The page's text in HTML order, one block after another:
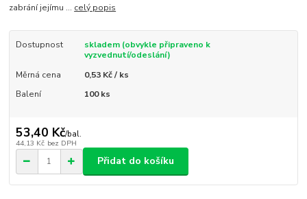
zabrání jejímu ... celý popis
Dostupnost
skladem (obvykle připraveno k
vyzvednutí/odeslání)
Měrná cena
0,53 Kč / ks
Balení
100 ks
53,40 Kč/bal.
44,13 Kč bez DPH
Přidat do košíku